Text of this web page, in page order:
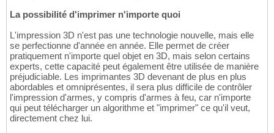
La possibilité d'imprimer n'importe quoi
L'impression 3D n'est pas une technologie nouvelle, mais elle
se perfectionne d'année en année. Elle permet de créer
pratiquement n'importe quel objet en 3D, mais selon certains
experts, cette capacité peut également être utilisée de manière
préjudiciable. Les imprimantes 3D devenant de plus en plus
abordables et omniprésentes, il sera plus difficile de contrôler
l'impression d'armes, y compris d'armes à feu, car n'importe
qui peut télécharger un algorithme et "imprimer" ce qu'il veut,
directement chez lui.